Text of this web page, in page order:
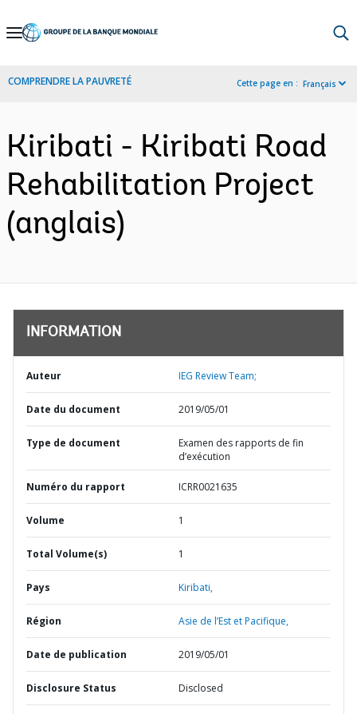
Skip
Navigation
COMPRENDRE LA PAUVRETÉ Cette page en : Français
Kiribati - Kiribati Road
Rehabilitation Project
(anglais)
INFORMATION
Auteur IEG Review Team;
Date du document 2019/05/01
Type de document
Examen des rapports de fin
d’exécution
Numéro du rapport ICRR0021635
Volume 1
Total Volume(s) 1
Pays Kiribati,
Région Asie de l’Est et Pacifique,
Date de publication 2019/05/01
Disclosure Status Disclosed